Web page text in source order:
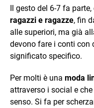
Il gesto del 6-7 fa parte,
ragazzi e ragazze, fin
alle superiori, ma già
devono fare i conti con
significato specifico.
Per molti è una moda
attraverso i social e
senso. Si fa per